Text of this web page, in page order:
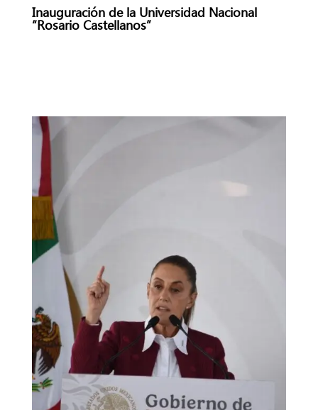
Inauguración de la Universidad Nacional
“Rosario Castellanos”